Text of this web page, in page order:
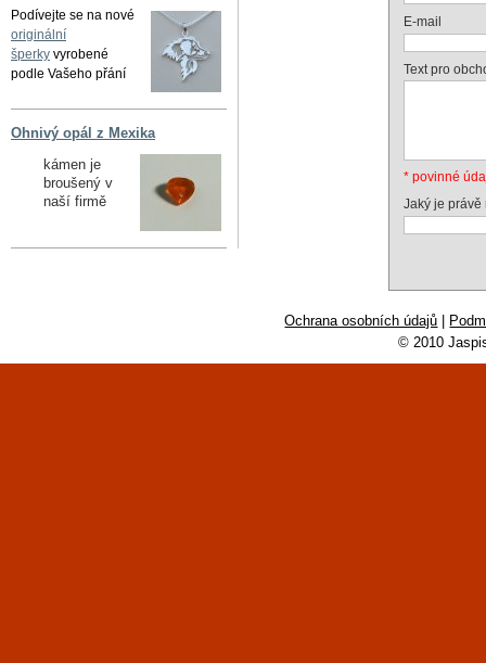
Podívejte se na nové
originální
šperky vyrobené
podle Vašeho přání
Ohnivý opál z Mexika
kámen je
broušený v
naší firmě
E-mail
Text pro
* povinné
Jaký je právě
Ochrana osobních údajů |
© 2010